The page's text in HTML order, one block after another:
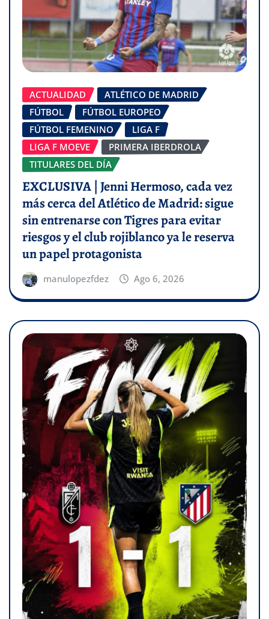
ACTUALIDAD
ATLÉTICO DE MADRID
FÚTBOL
FÚTBOL EUROPEO
FÚTBOL FEMENINO
LIGA F
LIGA F MOEVE
PRIMERA IBERDROLA
TITULARES DEL DÍA
EXCLUSIVA | Jenni Hermoso, cada vez
más cerca del Atlético de Madrid: sigue
sin entrenarse con Tigres para evitar
riesgos y el club rojiblanco ya le reserva
un papel protagonista
manulopezfdez Ago 6, 2026